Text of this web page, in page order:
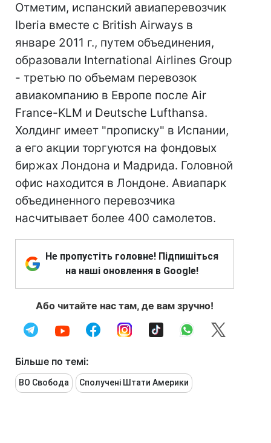
Отметим, испанский авиаперевозчик
Iberia вместе с British Airways в
январе 2011 г., путем объединения,
образовали International Airlines Group
- третью по объемам перевозок
авиакомпанию в Европе после Air
France-KLM и Deutsche Lufthansa.
Холдинг имеет "прописку" в Испании,
а его акции торгуются на фондовых
биржах Лондона и Мадрида. Головной
офис находится в Лондоне. Авиапарк
объединенного перевозчика
насчитывает более 400 самолетов.
Не пропустіть головне! Підпишіться
на наші оновлення в Google!
Або читайте нас там, де вам зручно!
Більше по темі:
ВО Свобода Сполучені Штати Америки